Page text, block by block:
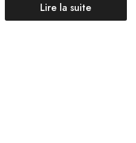
Lire la suite